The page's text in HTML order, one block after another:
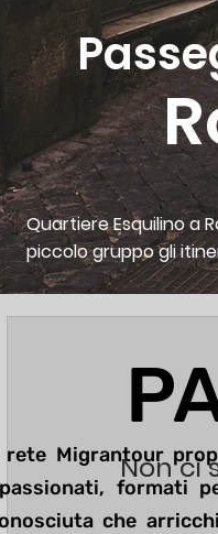
Quartiere Esquilino a
piccolo gruppo gli
Non ci
rete Migrantour
formati
che